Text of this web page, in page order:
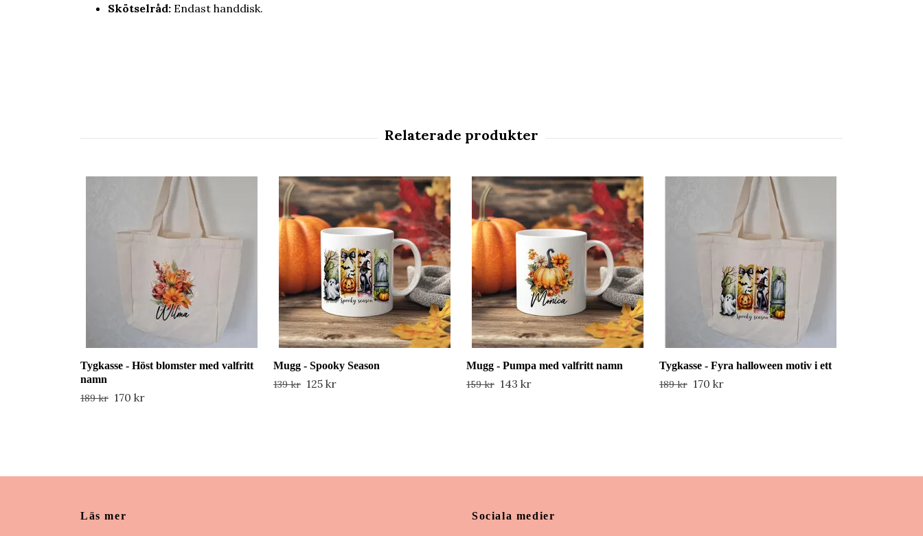
Skötselråd: Endast handdisk.
Tygkasse - Höst blomster med valfritt
namn
189 kr 170 kr
Mugg - Spooky Season
139 kr 125 kr
Mugg - Pumpa med valfritt namn
159 kr 143 kr
Tygkasse - Fyra halloween motiv i ett
189 kr 170 kr
Läs mer Sociala medier